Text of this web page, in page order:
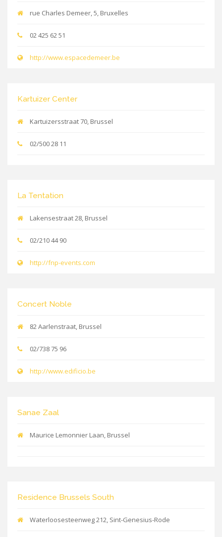
rue Charles Demeer, 5, Bruxelles
02 425 62 51
http://www.espacedemeer.be
Kartuizer Center
Kartuizersstraat 70, Brussel
02/500 28 11
La Tentation
Lakensestraat 28, Brussel
02/210 44 90
http://fnp-events.com
Concert Noble
82 Aarlenstraat, Brussel
02/738 75 96
http://www.edificio.be
Sanae Zaal
Maurice Lemonnier Laan, Brussel
Residence Brussels South
Waterloosesteenweg 212, Sint-Genesius-Rode